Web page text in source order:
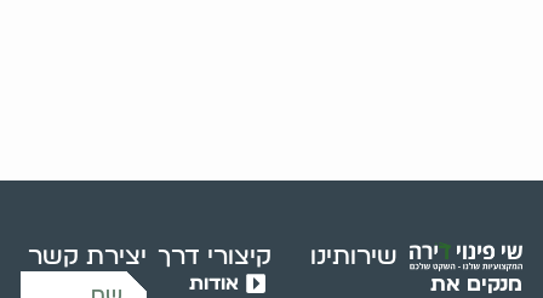
מנקים את
שירותינו קיצורי דרך
אודות
יצירת קשר